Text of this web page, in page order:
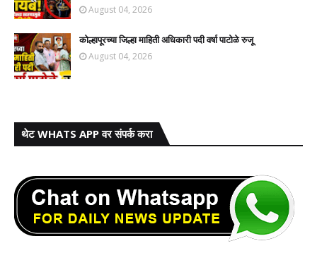
August 04, 2026
कोल्हापूरच्या जिल्हा माहिती अधिकारी पदी वर्षा पाटोळे रुजू
August 04, 2026
थेट WHATS APP वर संपर्क करा